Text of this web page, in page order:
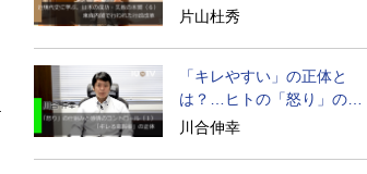
再編
片山杜秀
「キレやすい」の正体と
は？…ヒトの「怒り」の本
質に迫る
川合伸幸